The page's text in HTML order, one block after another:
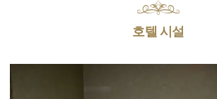
호텔 시설